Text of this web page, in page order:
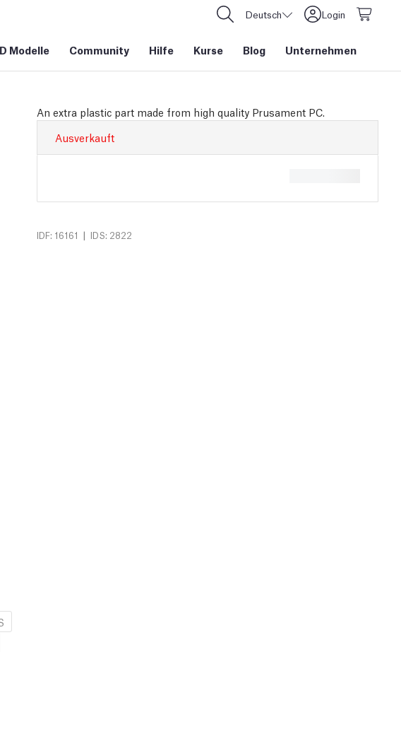
Deutsch Login
Modelle Community Hilfe Kurse Blog Unternehmen
An extra plastic part made from high quality Prusament PC.
Ausverkauft
IDF: 16161 | IDS: 2822